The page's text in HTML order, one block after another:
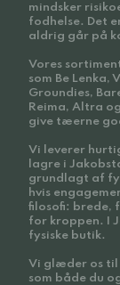
mindsker
fodhelse. Det
aldrig går på
Vores
som Be Lenka,
Groundies,
Reima, Altra
give tæerne
Vi leverer
lagre i
grundlagt af
hvis
filosofi: brede,
for kroppen. I
fysiske butik.
Vi glæder os til
som både du